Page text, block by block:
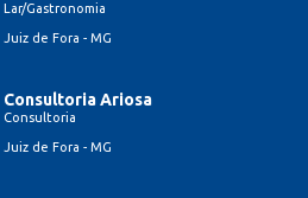
Lar/Gastronomia
Juiz de Fora - MG
Consultoria Ariosa
Consultoria
Juiz de Fora - MG